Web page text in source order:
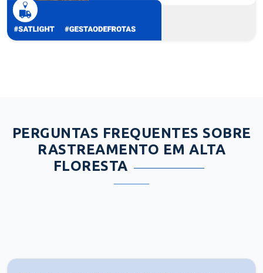
PERGUNTAS FREQUENTES SOBRE
RASTREAMENTO EM ALTA
FLORESTA